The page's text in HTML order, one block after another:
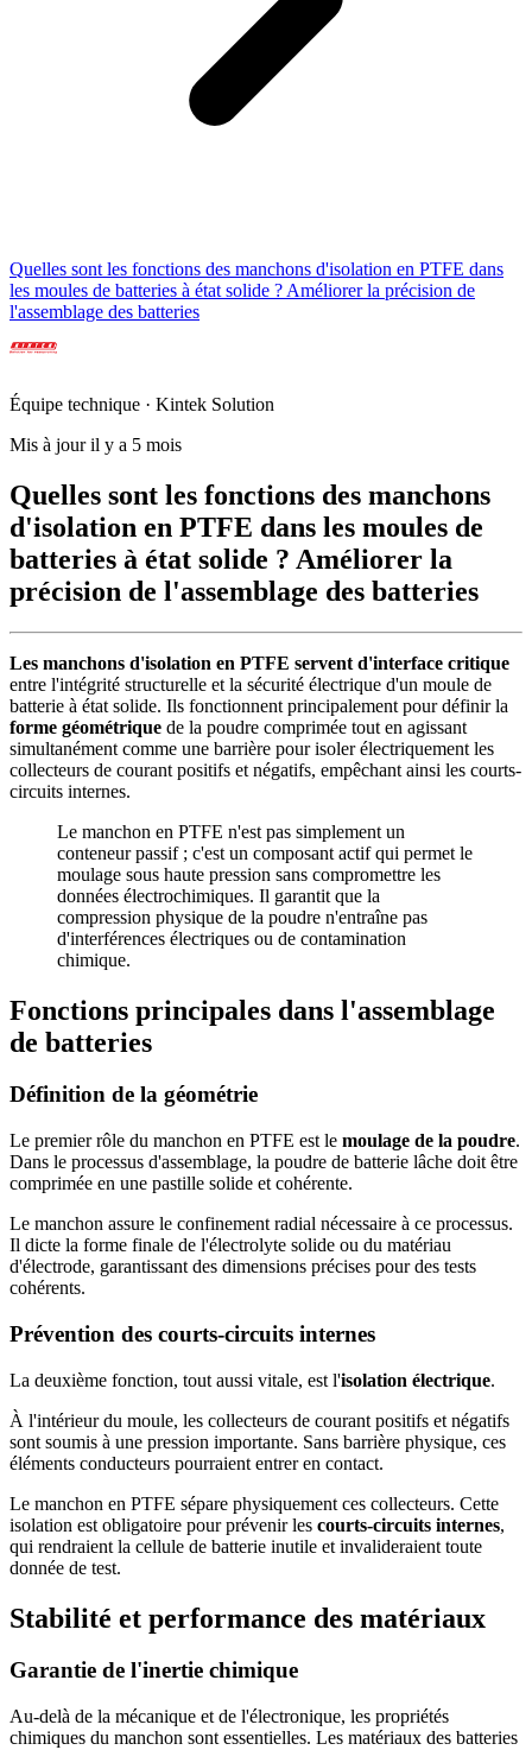
Quelles sont les fonctions des manchons d'isolation en PTFE dans
les moules de batteries à état solide ? Améliorer la précision de
l'assemblage des batteries
Équipe technique · Kintek Solution
Mis à jour il y a 5 mois
Quelles sont les fonctions des manchons
d'isolation en PTFE dans les moules de
batteries à état solide ? Améliorer la
précision de l'assemblage des batteries
Les manchons d'isolation en PTFE servent d'interface critique
entre l'intégrité structurelle et la sécurité électrique d'un moule de
batterie à état solide. Ils fonctionnent principalement pour définir la
forme géométrique de la poudre comprimée tout en agissant
simultanément comme une barrière pour isoler électriquement les
collecteurs de courant positifs et négatifs, empêchant ainsi les courts-
circuits internes.
Le manchon en PTFE n'est pas simplement un
conteneur passif ; c'est un composant actif qui permet le
moulage sous haute pression sans compromettre les
données électrochimiques. Il garantit que la
compression physique de la poudre n'entraîne pas
d'interférences électriques ou de contamination
chimique.
Fonctions principales dans l'assemblage
de batteries
Définition de la géométrie
Le premier rôle du manchon en PTFE est le moulage de la poudre.
Dans le processus d'assemblage, la poudre de batterie lâche doit être
comprimée en une pastille solide et cohérente.
Le manchon assure le confinement radial nécessaire à ce processus.
Il dicte la forme finale de l'électrolyte solide ou du matériau
d'électrode, garantissant des dimensions précises pour des tests
cohérents.
Prévention des courts-circuits internes
La deuxième fonction, tout aussi vitale, est l'isolation électrique.
À l'intérieur du moule, les collecteurs de courant positifs et négatifs
sont soumis à une pression importante. Sans barrière physique, ces
éléments conducteurs pourraient entrer en contact.
Le manchon en PTFE sépare physiquement ces collecteurs. Cette
isolation est obligatoire pour prévenir les courts-circuits internes,
qui rendraient la cellule de batterie inutile et invalideraient toute
donnée de test.
Stabilité et performance des matériaux
Garantie de l'inertie chimique
Au-delà de la mécanique et de l'électronique, les propriétés
chimiques du manchon sont essentielles. Les matériaux des batteries